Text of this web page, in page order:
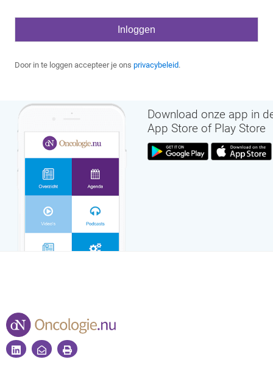
Door in te loggen accepteer je ons privacybeleid.
Download onze app in
App Store of Play Store